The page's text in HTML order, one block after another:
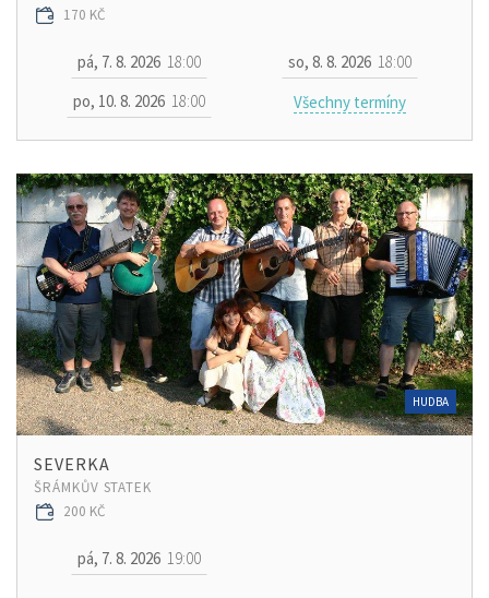
170 KČ
pá, 7. 8. 2026 18:00 so, 8. 8. 2026 18:00
po, 10. 8. 2026 18:00 Všechny termíny
HUDBA
SEVERKA
ŠRÁMKŮV STATEK
200 KČ
pá, 7. 8. 2026 19:00